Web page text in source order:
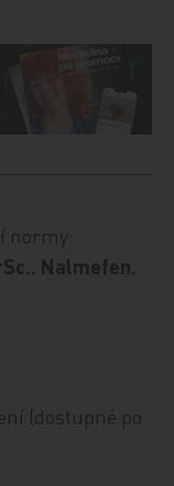
normy:
Nalmefen.
(dostupné po